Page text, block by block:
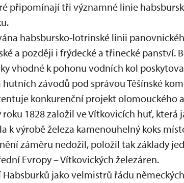
připomínají tři významné linie
habsbursko-lotrinské linii
a později i frýdecké a třinecké panství.
vhodné k pohonu vodních kol
závodů pod správou Těšínské
konkurenční projekt olomouckého
roku 1828 založil ve Vítkovicích huť, která
k výrobě železa kamenouhelný koks
záměru nedožil, položil tak základy
Evropy – Vítkovických železáren.
jako velmistrů řádu